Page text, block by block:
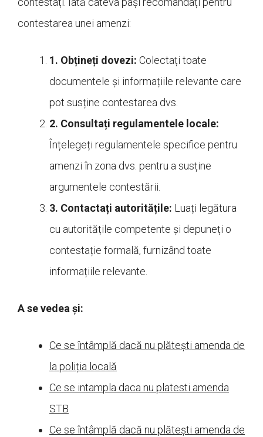
contestarea unei amenzi:
1. Obțineți dovezi: Colectați toate
documentele și informațiile relevante care
pot susține contestarea dvs.
2. Consultați regulamentele locale:
Înțelegeți regulamentele specifice pentru
amenzi în zona dvs. pentru a susține
argumentele contestării.
3. Contactați autoritățile: Luați legătura
cu autoritățile competente și depuneți o
contestație formală, furnizând toate
informațiile relevante.
A se vedea și:
Ce se întâmplă dacă nu plătești amenda de
la poliția locală
Ce se intampla daca nu platesti amenda
STB
Ce se întâmplă dacă nu plătești amenda de